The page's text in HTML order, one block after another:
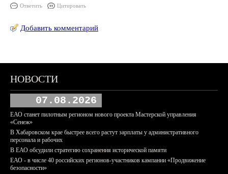
Ответить Цитировать
Добавить комментарий
НОВОСТИ
07.08.2026
ЕАО станет пилотным регионом нового проекта Мастерской управления
«Сенеж»
В Хабаровском крае быстрее всего растут зарплаты у административного
персонала и рабочих
В ЕАО обсудили стратегию сохранения исторической памяти
ЕАО - в числе 40 российских регионов-участников кампании «Продвижение
безопасности»